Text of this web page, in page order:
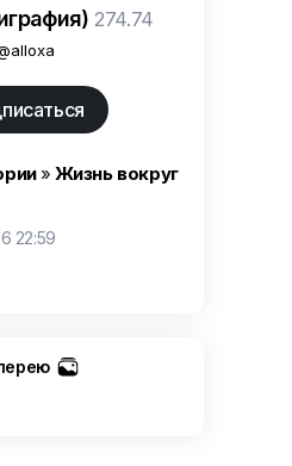
274.74
» Жизнь вокруг
22:59